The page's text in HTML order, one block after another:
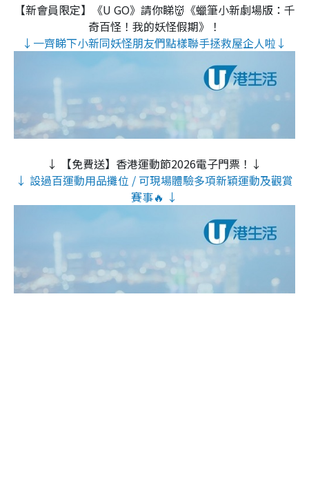
【新會員限定】《U GO》請你睇👹《蠟筆小新劇場版：千
奇百怪！我的妖怪假期》！
↓一齊睇下小新同妖怪朋友們點樣聯手拯救屋企人啦↓
↓ 【免費送】香港運動節2026電子門票！↓
↓ 設過百運動用品攤位 / 可現場體驗多項新穎運動及觀賞
賽事🔥 ↓